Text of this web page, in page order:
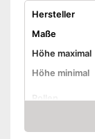
Hersteller
Maße
Höhe maximal
Höhe minimal
Rollen
Amazon